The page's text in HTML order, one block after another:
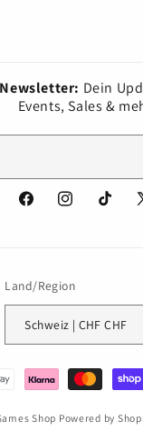
Dein
Events, Sales &
FacebookInstagramTikTok X
Land/Region
Schweiz | CHF CHF
Shop Powered by